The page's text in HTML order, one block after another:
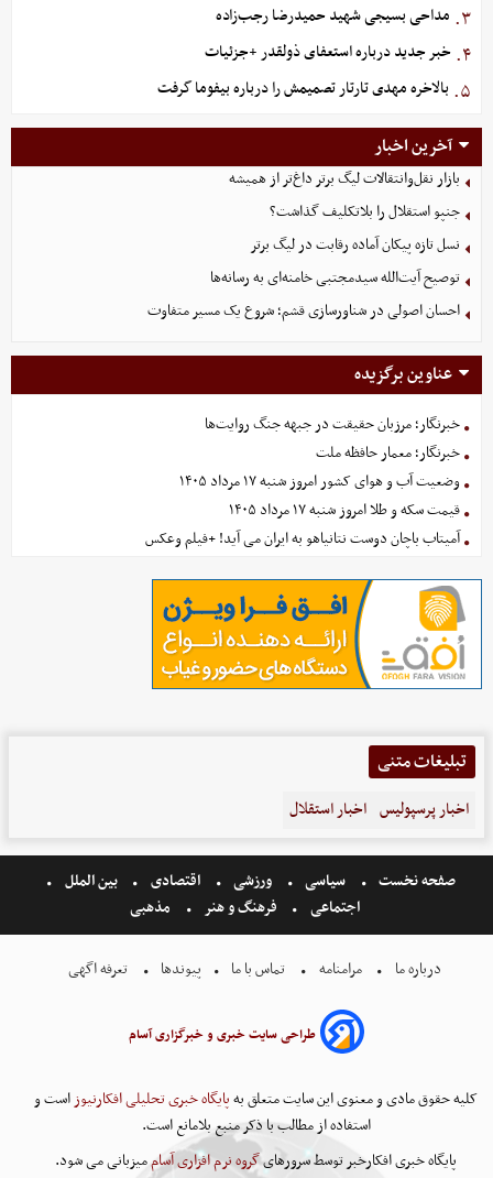
۳. مداحی بسیجی شهید حمیدرضا رجب‌زاده
۴. خبر جدید درباره استعفای ذولقدر +جزئیات
۵. بالاخره مهدی تارتار تصمیمش را درباره بیفوما گرفت
آخرین اخبار
بازار نقل‌وانتقالات لیگ برتر داغ‌تر از همیشه
جنپو استقلال را بلاتکلیف گذاشت؟
نسل تازه پیکان آماده رقابت در لیگ برتر
توصیح آیت‌الله سیدمجتبی خامنه‌ای به رسانه‌ها
احسان اصولی در شناورسازی قشم؛ شروع یک مسیر متفاوت
عناوین برگزیده
خبرنگار؛ مرزبان حقیقت در جبهه جنگ روایت‌ها
خبرنگار؛ معمار حافظه ملت
وضعیت آب و هوای کشور امروز شنبه ۱۷ مرداد ۱۴۰۵
قیمت سکه و طلا امروز شنبه ۱۷ مرداد ۱۴۰۵
آمیتاب باچان دوست نتانیاهو به ایران می آید! +فیلم وعکس
تبلیغات متنی
اخبار پرسپولیس اخبار استقلال
صفحه نخست سیاسی ورزشی اقتصادی
بین الملل
اجتماعی
فرهنگ و هنر مذهبی
درباره ما مرامنامه تماس با ما پیوندها تعرفه اگهی
طراحی سایت خبری و خبرگزاری آسام
کلیه حقوق مادی و معنوی این سایت متعلق بهپایگاه خبری تحلیلی افکارنیوزاست و
استفاده از مطالب با ذکر منبع بلامانع است.
پایگاه خبری افکارخبر توسط سرورهایگروه نرم افزاری آساممیزبانی می شود.